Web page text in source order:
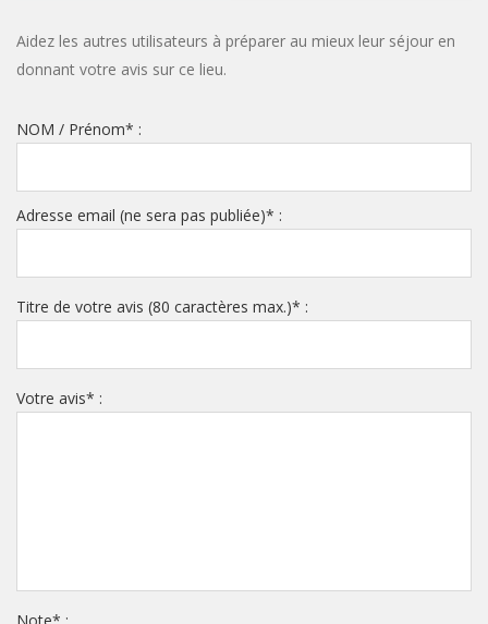
Aidez les autres utilisateurs à préparer au mieux leur séjour en
donnant votre avis sur ce lieu.
NOM / Prénom* :
Adresse email (ne sera pas publiée)* :
Titre de votre avis (80 caractères max.)* :
Votre avis* :